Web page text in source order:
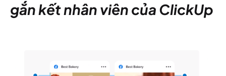
gắn kết nhân viên của ClickUp